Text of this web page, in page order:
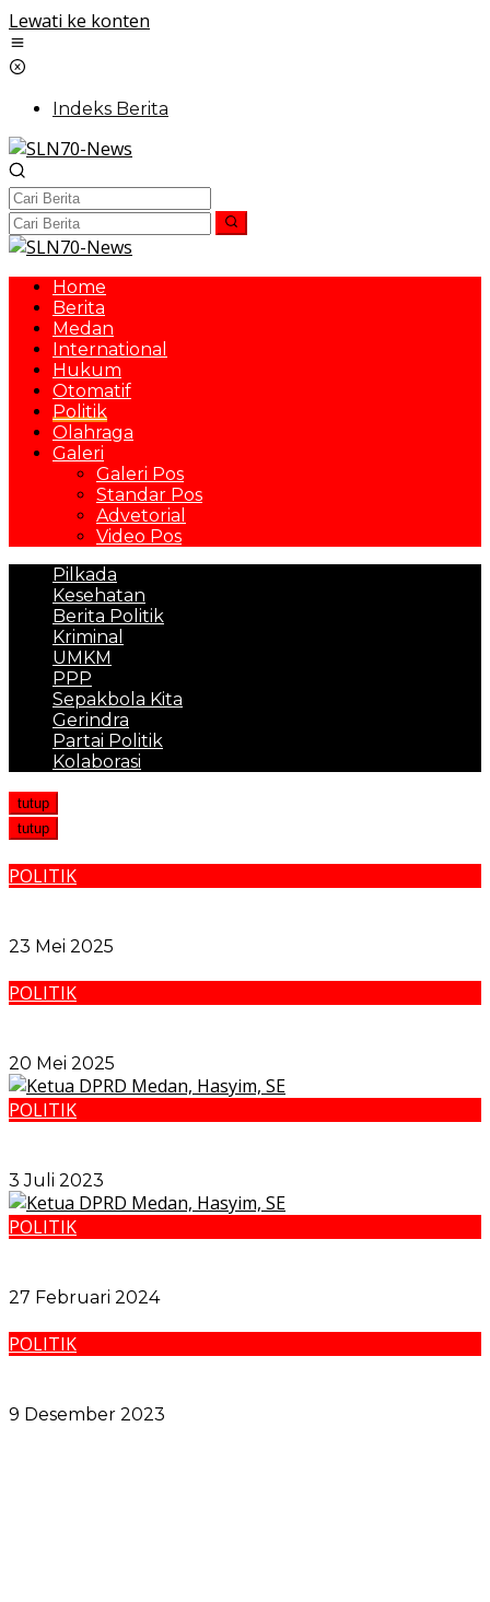
Lewati ke konten
Indeks Berita
Home
Berita
Medan
International
Hukum
Otomatif
Politik
Olahraga
Galeri
Galeri Pos
Standar Pos
Advetorial
Video Pos
Pilkada
Kesehatan
Berita Politik
Kriminal
UMKM
PPP
Sepakbola Kita
Gerindra
Partai Politik
Kolaborasi
tutup
tutup
POLITIK
23 Mei 2025
POLITIK
20 Mei 2025
POLITIK
3 Juli 2023
POLITIK
27 Februari 2024
POLITIK
9 Desember 2023